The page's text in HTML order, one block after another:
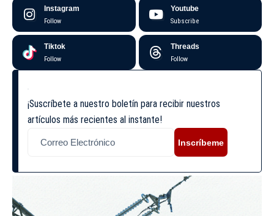
Instagram
Follow
Youtube
Subscribe
Tiktok
Follow
Threads
Follow
¡Suscríbete a nuestro boletín para recibir nuestros
artículos más recientes al instante!
Inscríbeme